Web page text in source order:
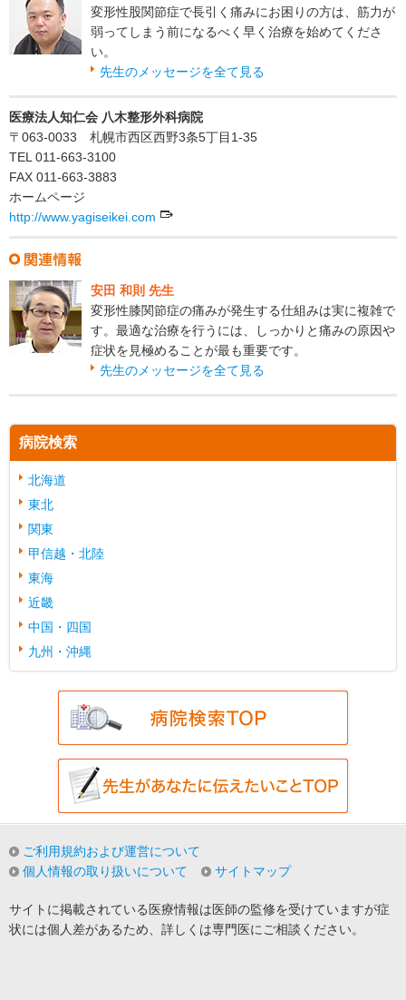
変形性股関節症で長引く痛みにお困りの方は、筋力が
弱ってしまう前になるべく早く治療を始めてくださ
い。
先生のメッセージを全て見る
医療法人知仁会 八木整形外科病院
〒063-0033 札幌市西区西野3条5丁目1-35
TEL 011-663-3100
FAX 011-663-3883
ホームページ
http://www.yagiseikei.com
安田 和則 先生
変形性膝関節症の痛みが発生する仕組みは実に複雑で
す。最適な治療を行うには、しっかりと痛みの原因や
症状を見極めることが最も重要です。
先生のメッセージを全て見る
病院検索
北海道
東北
関東
甲信越・北陸
東海
近畿
中国・四国
九州・沖縄
ご利用規約および運営について
個人情報の取り扱いについて
サイトマップ
サイトに掲載されている医療情報は医師の監修を受けていますが症
状には個人差があるため、詳しくは専門医にご相談ください。